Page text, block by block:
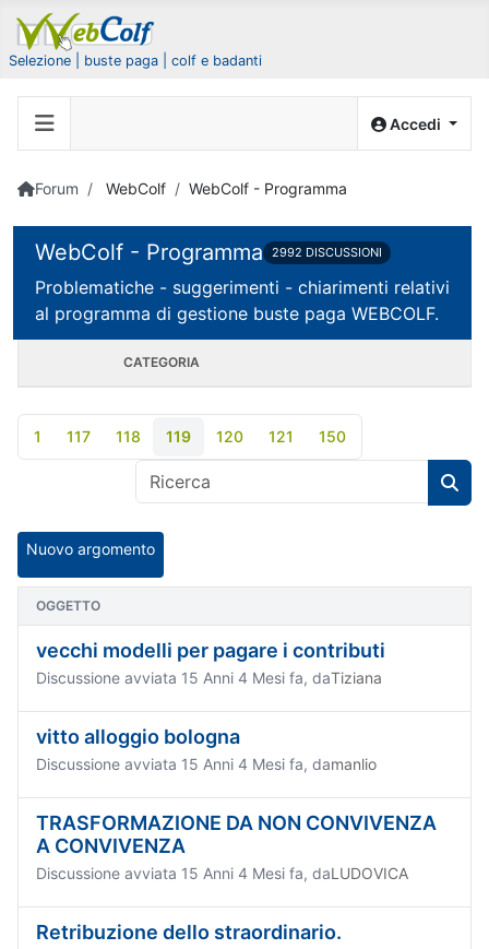
Selezione | buste paga | colf e badanti
Accedi
Forum WebColf WebColf - Programma
WebColf - Programma 2992 DISCUSSIONI
Problematiche - suggerimenti - chiarimenti relativi
al programma di gestione buste paga WEBCOLF.
CATEGORIA
1 117 118 119 120 121 150
Nuovo argomento
OGGETTO
vecchi modelli per pagare i contributi
Discussione avviata 15 Anni 4 Mesi fa, daTiziana
vitto alloggio bologna
Discussione avviata 15 Anni 4 Mesi fa, damanlio
TRASFORMAZIONE DA NON CONVIVENZA
A CONVIVENZA
Discussione avviata 15 Anni 4 Mesi fa, daLUDOVICA
Retribuzione dello straordinario.